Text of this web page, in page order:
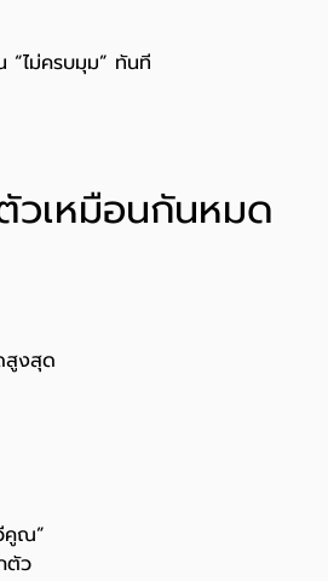
“ไม่ครบมุม” ทันที
วเหมือนกันหมด
สูงสุด
คูณ”
ตัว